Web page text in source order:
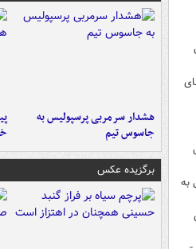
به
هشدار سرمربی پرسپولیس به
جاسوس تیم
برگزیده عکس